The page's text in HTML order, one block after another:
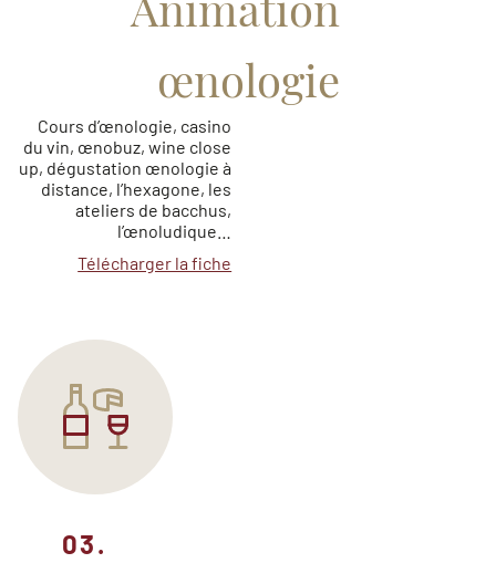
œnologie
Cours d’œnologie, casino
du vin, œnobuz, wine close
up, dégustation œnologie à
distance, l’hexagone, les
ateliers de bacchus,
l’œnoludique…
Télécharger la fiche
03.